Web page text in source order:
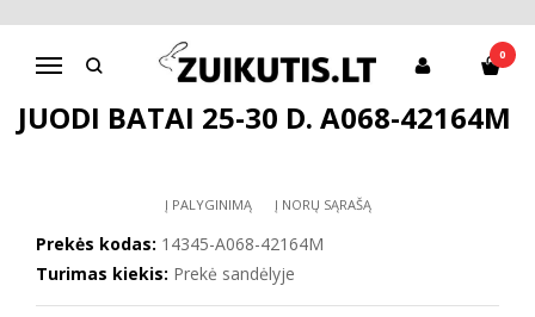
Navigacija
0
Pagrindinis Batai mergaitei
D.D.Step batai mergaitėms
Juodi batai 25-30 d. A068-42164M
JUODI BATAI 25-30 D. A068-42164M
Į PALYGINIMĄ Į NORŲ SĄRAŠĄ
Prekės kodas: 14345-A068-42164M
Turimas kiekis: Prekė sandėlyje